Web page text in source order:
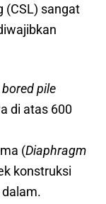
(CSL) sangat
bored pile
di atas 600
(Diaphragm
konstruksi
dalam.